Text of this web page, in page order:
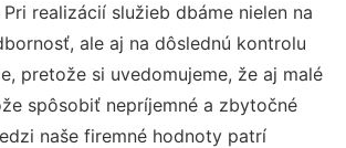
realizácií služieb dbáme nielen na
ale aj na dôslednú kontrolu
pretože si uvedomujeme, že aj malé
spôsobiť nepríjemné a zbytočné
naše firemné hodnoty patrí